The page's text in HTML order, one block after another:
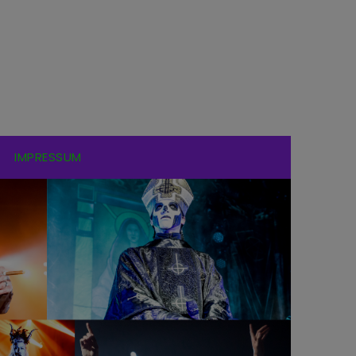
IMPRESSUM